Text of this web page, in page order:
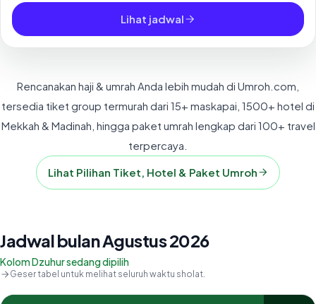
Lihat jadwal
Rencanakan haji & umrah Anda lebih mudah di Umroh.com,
tersedia tiket group termurah dari 15+ maskapai, 1500+ hotel di
Mekkah & Madinah, hingga paket umrah lengkap dari 100+ travel
terpercaya.
Lihat Pilihan Tiket, Hotel & Paket Umroh
Jadwal bulan Agustus 2026
Kolom Dzuhur sedang dipilih
Geser tabel untuk melihat seluruh waktu sholat.